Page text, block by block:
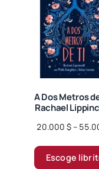
A Dos Metros
Rachael
20.000 $–
Escoge